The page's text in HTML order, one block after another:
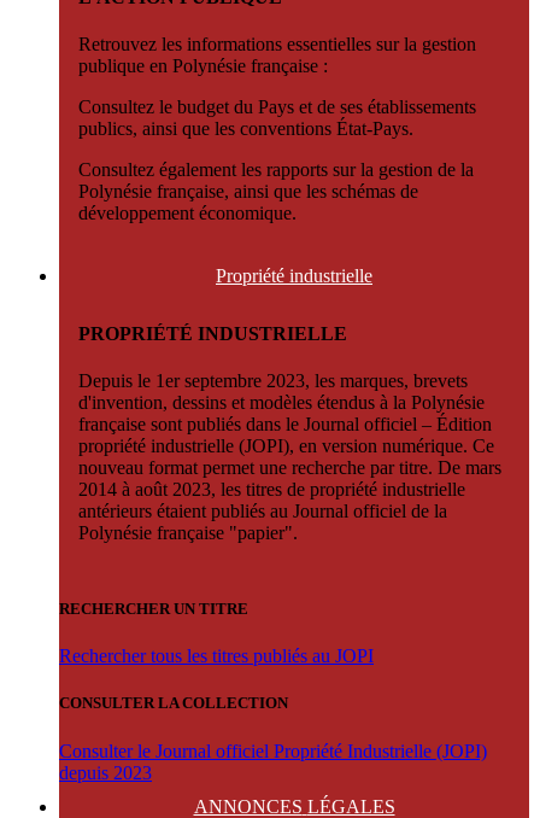
Retrouvez les informations essentielles sur la gestion
publique en Polynésie française :
Consultez le budget du Pays et de ses établissements
publics, ainsi que les conventions État-Pays.
Consultez également les rapports sur la gestion de la
Polynésie française, ainsi que les schémas de
développement économique.
Propriété industrielle
PROPRIÉTÉ INDUSTRIELLE
Depuis le 1er septembre 2023, les marques, brevets
d'invention, dessins et modèles étendus à la Polynésie
française sont publiés dans le Journal officiel – Édition
propriété industrielle (JOPI), en version numérique. Ce
nouveau format permet une recherche par titre. De mars
2014 à août 2023, les titres de propriété industrielle
antérieurs étaient publiés au Journal officiel de la
Polynésie française "papier".
RECHERCHER UN TITRE
Rechercher tous les titres publiés au JOPI
CONSULTER LA COLLECTION
Consulter le Journal officiel Propriété Industrielle (JOPI)
depuis 2023
ANNONCES LÉGALES